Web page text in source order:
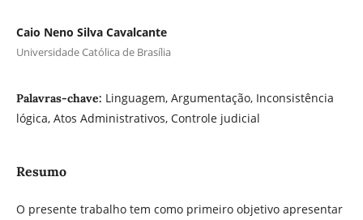
Caio Neno Silva Cavalcante
Universidade Católica de Brasília
Palavras-chave: Linguagem, Argumentação, Inconsistência
lógica, Atos Administrativos, Controle judicial
Resumo
O presente trabalho tem como primeiro objetivo apresentar